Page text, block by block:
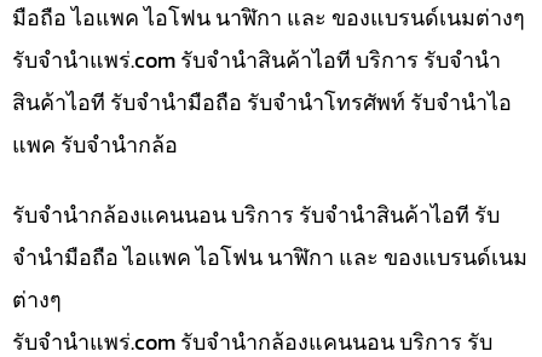
มือถือ ไอแพค ไอโฟน นาฬิกา และ ของแบรนด์เนมต่างๆ
รับจํานําแพร่.com รับจำนำสินค้าไอที บริการ รับจำนำ
สินค้าไอที รับจำนำมือถือ รับจำนำโทรศัพท์ รับจำนำไอ
แพค รับจำนำกล้อ
รับจำนำกล้องแคนนอน บริการ รับจำนำสินค้าไอที รับ
จำนำมือถือ ไอแพค ไอโฟน นาฬิกา และ ของแบรนด์เนม
ต่างๆ
รับจํานําแพร่.com รับจำนำกล้องแคนนอน บริการ รับ